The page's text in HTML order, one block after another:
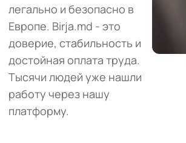
легально и безопасно в
Европе. Birja.md - это
доверие, стабильность и
достойная оплата труда.
Тысячи людей уже нашли
работу через нашу
платформу.